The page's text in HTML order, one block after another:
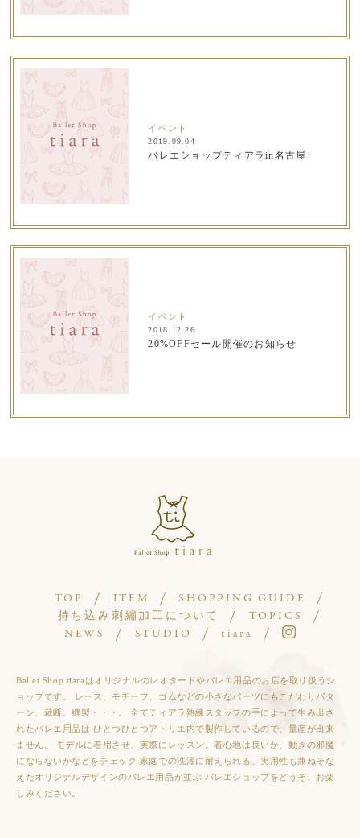
イベント
2019.09.04
バレエショップティアラin名古屋
イベント
2018.12.26
20%OFFセール開催のお知らせ
TOP ITEM
SHOPPING GUIDE
持ち込み刺繡加工について
TOPICS
NEWS
STUDIO tiara
Ballet Shop tiaraはオリジナルのレオタードやバレエ用品のお店を取り扱うシ
ョップです。 レース、モチーフ、ゴムなどの小さなパーツにもこだわりパタ
ーン、裁断、縫製・・・。 全てティアラ熟練スタッフの手によって生み出さ
れたバレエ用品は ひとつひとつアトリエ内で製作しているので、量産が出来
ません。 モデルに着用させ、実際にレッスン。着心地は良いか、動きの邪魔
にならないかなどをチェック 家庭での洗濯に耐えられる、実用性も兼ねそな
えたオリジナルデザインのバレエ用品が並ぶ バレエショップをどうぞ、お楽
しみください。